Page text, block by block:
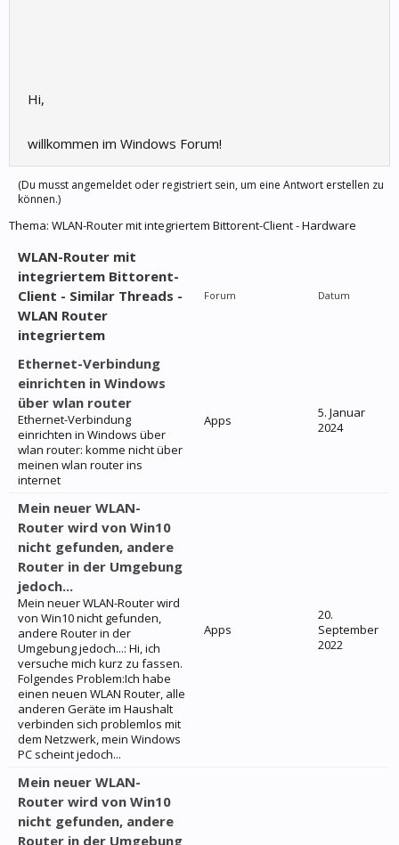
Hi,
willkommen im Windows Forum!
(Du musst angemeldet oder registriert sein, um eine Antwort erstellen zu
können.)
Thema: WLAN-Router mit integriertem Bittorent-Client - Hardware
WLAN-Router mit
integriertem Bittorent-
Client - Similar Threads -
WLAN Router
integriertem
Forum Datum
Ethernet-Verbindung
einrichten in Windows
über wlan router
Ethernet-Verbindung
einrichten in Windows über
wlan router: komme nicht über
meinen wlan router ins
internet
Apps
5. Januar
2024
Mein neuer WLAN-
Router wird von Win10
nicht gefunden, andere
Router in der Umgebung
jedoch...
Mein neuer WLAN-Router wird
von Win10 nicht gefunden,
andere Router in der
Umgebung jedoch...: Hi, ich
versuche mich kurz zu fassen.
Folgendes Problem:Ich habe
einen neuen WLAN Router, alle
anderen Geräte im Haushalt
verbinden sich problemlos mit
dem Netzwerk, mein Windows
PC scheint jedoch...
Apps
20.
September
2022
Mein neuer WLAN-
Router wird von Win10
nicht gefunden, andere
Router in der Umgebung